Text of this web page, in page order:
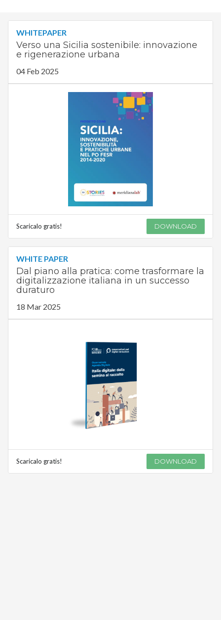
WHITEPAPER
Verso una Sicilia sostenibile: innovazione
e rigenerazione urbana
04 Feb 2025
Scaricalo gratis! DOWNLOAD
WHITE PAPER
Dal piano alla pratica: come trasformare la
digitalizzazione italiana in un successo
duraturo
18 Mar 2025
Scaricalo gratis! DOWNLOAD